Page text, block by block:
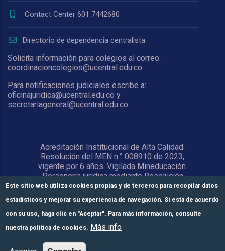
Contact Center 601 7442680
Directorio de dependencia centralista
Solicita información para colegios al correo:
coordinacioncolegios@ucentral.edu.co
Para notificaciones judiciales escribe a:
oficinajuridica@ucentral.edu.co y
secretariageneral@ucentral.edu.co
Acreditación Institucional de Alta Calidad.
Resolución del MEN n.° 008910 de 2023,
vigente por 6 años. Vigilada Mineducación.
Personería jurídica mediante Resolución
1876 del 5 de junio de 1967. Reconocida
como Universidad por el Ministerio de
Educación Nacional mediante Resolución
15818 del 31 de octubre de 1978.
© Universidad Central 2026
Formulario de
Este sitio web utiliza cookies propias y de terceros para recopilar datos
estadísticos y mejorar su experiencia de navegación. Si está de acuerdo
con su uso, haga clic en "Aceptar". Para más información, consulte
nuestra política de cookies. Más info